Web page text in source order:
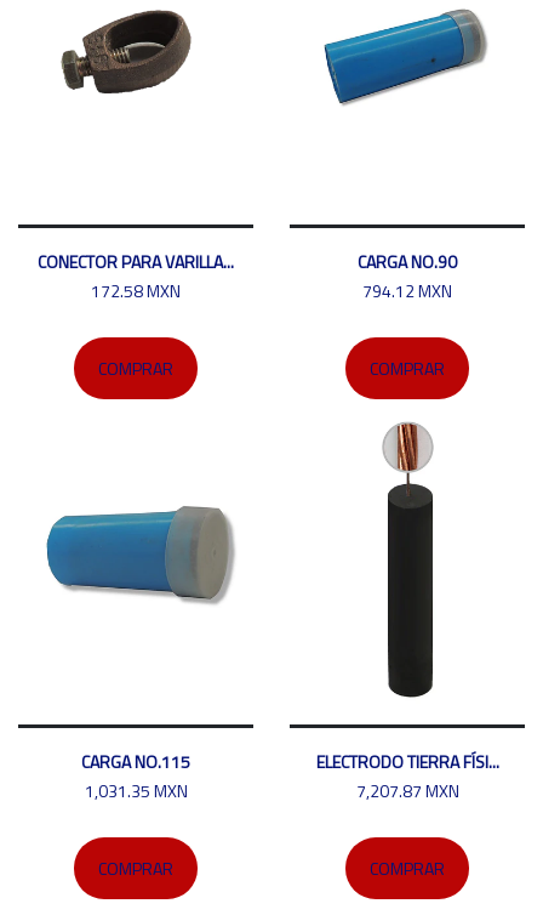
CONECTOR PARA VARILLA...
172.58 MXN
COMPRAR
CARGA NO.90
794.12 MXN
COMPRAR
CARGA NO.115
1,031.35 MXN
COMPRAR
ELECTRODO TIERRA FÍSI...
7,207.87 MXN
COMPRAR